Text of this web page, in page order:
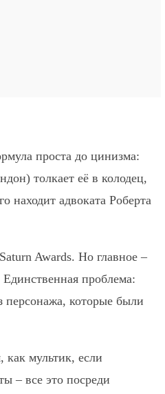
проста до цинизма:
толкает её в колодец,
находит адвоката Роберта
Awards. Но главное –
проблема:
персонажа, которые были
мультик, если
– все это посреди